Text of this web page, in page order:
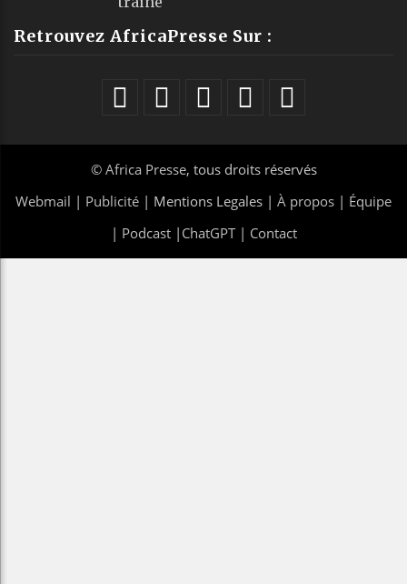
Retrouvez AfricaPresse Sur :
© Africa Presse, tous droits réservés
Webmail | Publicité | Mentions Legales | À propos | Équipe
| Podcast| ChatGPT| Contact